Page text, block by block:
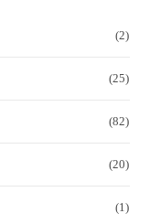
(2)
(25)
(82)
(20)
(1)